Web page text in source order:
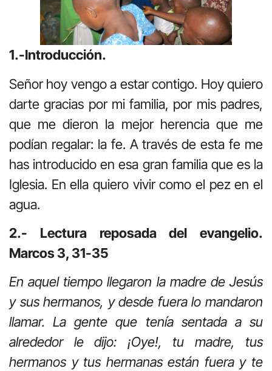
1.-Introducción.
Señor hoy vengo a estar contigo. Hoy quiero
darte gracias por mi familia, por mis padres,
que me dieron la mejor herencia que me
podían regalar: la fe. A través de esta fe me
has introducido en esa gran familia que es la
Iglesia. En ella quiero vivir como el pez en el
agua.
2.- Lectura reposada del evangelio.
Marcos 3, 31-35
En aquel tiempo llegaron la madre de Jesús
y sus hermanos, y desde fuera lo mandaron
llamar. La gente que tenía sentada a su
alrededor le dijo: ¡Oye!, tu madre, tus
hermanos y tus hermanas están fuera y te